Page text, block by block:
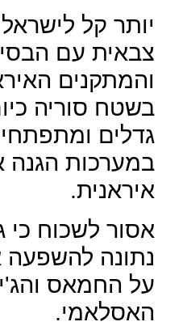
יותר קל
צבאית עם
והמתקנים
בשטח סוריה
גדלים
במערכות הגנה
איראנית.
אסור לשכוח כי
נתונה להשפעה
על החמאס
האסלאמי.